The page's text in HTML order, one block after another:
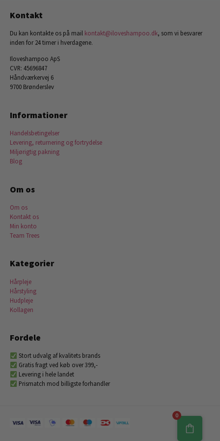
Kontakt
Du kan kontakte os på mail kontakt@iloveshampoo.dk, som vi besvarer
inden for 24 timer i hverdagene.
Iloveshampoo ApS
CVR: 45696847
Håndværkervej 6
9700 Brønderslev
Informationer
Handelsbetingelser
Levering, returnering og fortrydelse
Miljørigtig pakning
Blog
Om os
Om os
Kontakt os
Min konto
Team Trees
Kategorier
Hårpleje
Hårstyling
Hudpleje
Kollagen
Fordele
Stort udvalg af kvalitets brands
Gratis fragt ved køb over 399,-
Levering i hele landet
Prismatch mod billigste forhandler
0